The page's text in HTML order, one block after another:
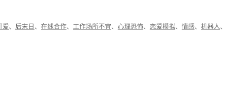
爱、 后末日 、 在线合作、 工作场所不宜、 心理恐怖、 恋爱模拟、 情感、 机器人 、